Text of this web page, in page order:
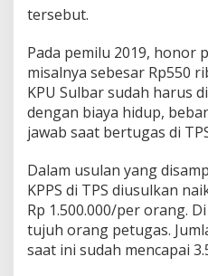
tersebut.
Pada pemilu 2019, honor
misalnya sebesar Rp550
KPU Sulbar sudah harus
dengan biaya hidup,
jawab saat bertugas di
Dalam usulan yang
KPPS di TPS diusulkan
Rp 1.500.000/per orang.
tujuh orang petugas.
saat ini sudah mencapai